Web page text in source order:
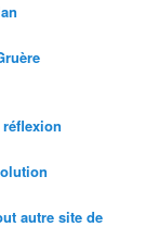
réflexion
autre site de